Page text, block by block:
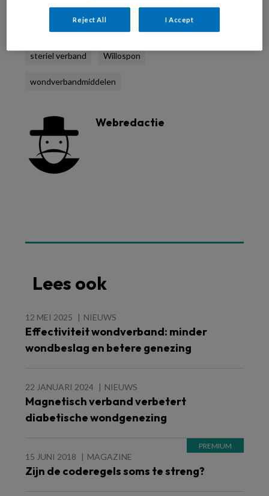
Igna Breedeveld kleefpleisters
steriel verband Willospon
wondverbandmiddelen
Webredactie
Lees ook
12 MEI 2025 NIEUWS
Effectiviteit wondverband: minder
wondbeslag en betere genezing
22 JANUARI 2024 NIEUWS
Magnetisch verband verbetert
diabetische wondgenezing
15 JUNI 2018 MAGAZINE
Zijn de coderegels soms te streng?
Reject All I Accept